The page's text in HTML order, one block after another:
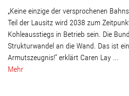
Bodenpolitik
Linke
„Keine einzige der versprochenen
Teil der Lausitz wird 2038 zum
Kohleausstiegs in Betrieb sein. Die
Strukturwandel an die Wand. Das ist
Armutszeugnis!“ erklärt Caren Lay ...
Mehr